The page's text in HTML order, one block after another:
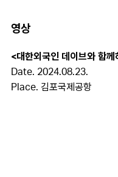
영상
<대한외국인 데이브와 함
Date. 2024.08.23.
Place. 김포국제공항